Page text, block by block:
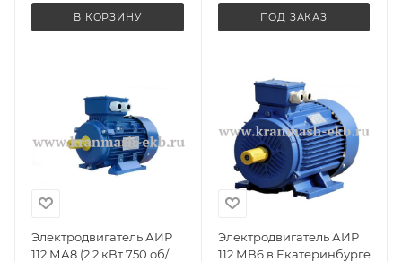
В КОРЗИНУ ПОД ЗАКАЗ
Электродвигатель АИР
112 МА8 (2.2 кВт 750 об/
Электродвигатель АИР
112 МВ6 в Екатеринбурге